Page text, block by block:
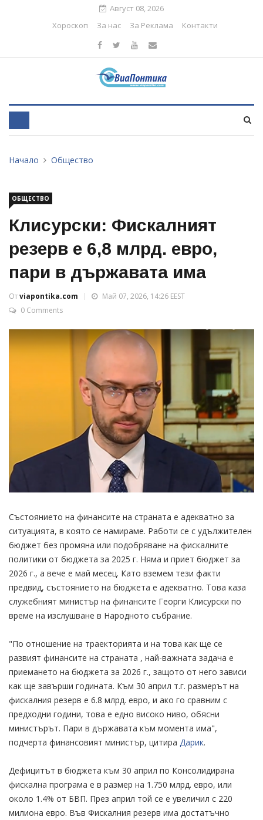
Август 08, 2026
Хороскоп
За нас За Реклама Контакти
Начало Общество
ОБЩЕСТВО
Клисурски: Фискалният
резерв е 6,8 млрд. евро,
пари в държавата има
Отviapontika.com
Май 07, 2026, 14:26 EEST
0 Comments
Състоянието на финансите на страната е адекватно за
ситуацията, в която се намираме. Работи се с удължителен
бюджет без промяна или подобряване на фискалните
политики от бюджета за 2025 г. Няма и приет бюджет за
2026 г., а вече е май месец. Като вземем тези факти
предвид, състоянието на бюджета е адекватно. Това каза
служебният министър на финансите Георги Клисурски по
време на изслушване в Народното събрание.
"По отношение на траекторията и на това как ще се
развият финансите на страната , най-важната задача е
приемането на бюджета за 2026 г., защото от него зависи
как ще завърши годината. Към 30 април т.г. размерът на
фискалния резерв е 6.8 млрд. евро, и ако го сравним с
предходни години, това е едно високо ниво, обясни
министърът. Пари в държавата към момента има",
подчерта финансовият министър, цитира Дарик.
Дефицитът в бюджета към 30 април по Консолидирана
фискална програма е в размер на 1.750 млрд. евро, или
около 1.4% от БВП. През април той се е увеличил с 220
милиона евро. Във Фискалния резерв има достатъчно